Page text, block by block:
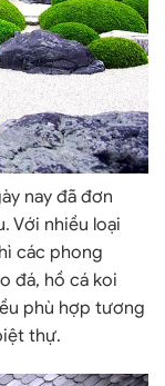
nay đã đơn
Với nhiều loại
các phong
đá, hồ cá koi
phù hợp tương
thự.